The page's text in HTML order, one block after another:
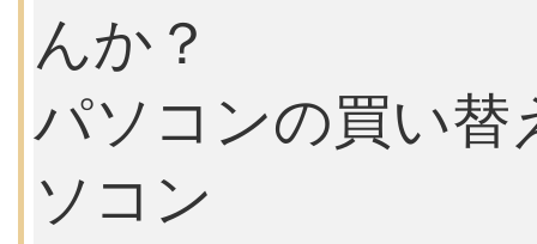
んか？
パソコンの買い替
ソコン